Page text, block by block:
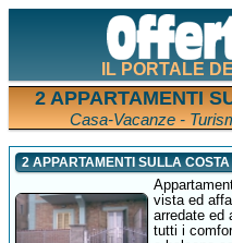
IL PORTALE
2 APPARTAMENTI
Casa-Vacanze -
2 APPARTAMENTI SULLA
vista ed
arredate ed
tutti i